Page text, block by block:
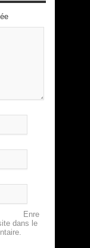
Enre
dans le